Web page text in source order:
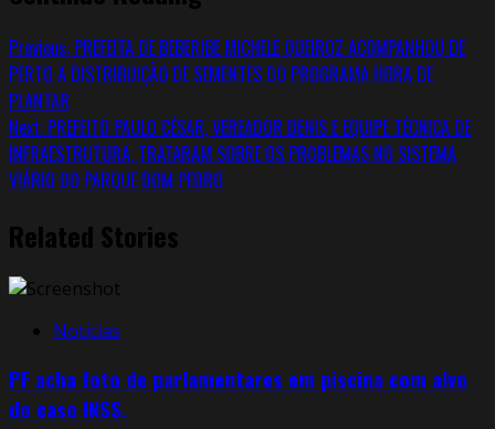
Previous: PREFEITA DE BEBERIBE MICHELE QUEIROZ ACOMPANHOU DE
PERTO A DISTRIBUIÇÃO DE SEMENTES DO PROGRAMA HORA DE
PLANTAR
Next: PREFEITO PAULO CÉSAR, VEREADOR DENIS E EQUIPE TÉCNICA DE
INFRAESTRUTURA, TRATARAM SOBRE OS PROBLEMAS NO SISTEMA
VIÁRIO DO PARQUE DOM PEDRO
Related Stories
Notícias
PF acha foto de parlamentares em piscina com alvo
do caso INSS.